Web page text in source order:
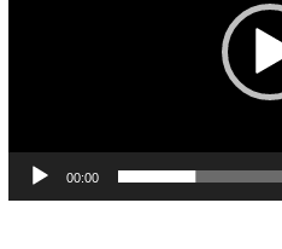
00:00